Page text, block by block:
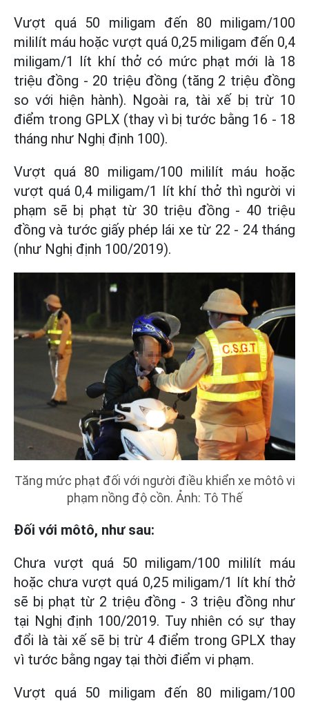
Vượt quá 50 miligam đến 80 miligam/100
mililít máu hoặc vượt quá 0,25 miligam đến 0,4
miligam/1 lít khí thở có mức phạt mới là 18
triệu đồng - 20 triệu đồng (tăng 2 triệu đồng
so với hiện hành). Ngoài ra, tài xế bị trừ 10
điểm trong GPLX (thay vì bị tước bằng 16 - 18
tháng như Nghị định 100).
Vượt quá 80 miligam/100 mililít máu hoặc
vượt quá 0,4 miligam/1 lít khí thở thì người vi
phạm sẽ bị phạt từ 30 triệu đồng - 40 triệu
đồng và tước giấy phép lái xe từ 22 - 24 tháng
(như Nghị định 100/2019).
Tăng mức phạt đối với người điều khiển xe môtô vi
phạm nồng độ cồn. Ảnh: Tô Thế
Đối với môtô, như sau:
Chưa vượt quá 50 miligam/100 mililít máu
hoặc chưa vượt quá 0,25 miligam/1 lít khí thở
sẽ bị phạt từ 2 triệu đồng - 3 triệu đồng như
tại Nghị định 100/2019. Tuy nhiên có sự thay
đổi là tài xế sẽ bị trừ 4 điểm trong GPLX thay
vì tước bằng ngay tại thời điểm vi phạm.
Vượt quá 50 miligam đến 80 miligam/100